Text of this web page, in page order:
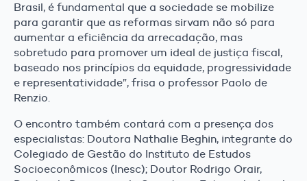
Brasil, é fundamental que a sociedade se mobilize
para garantir que as reformas sirvam não só para
aumentar a eficiência da arrecadação, mas
sobretudo para promover um ideal de justiça fiscal,
baseado nos princípios da equidade, progressividade
e representatividade”, frisa o professor Paolo de
Renzio.
O encontro também contará com a presença dos
especialistas: Doutora Nathalie Beghin, integrante do
Colegiado de Gestão do Instituto de Estudos
Socioeconômicos (Inesc); Doutor Rodrigo Orair,